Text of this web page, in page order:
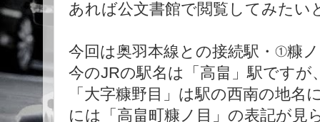
あれば公文書館で閲覧してみたい
今回は奥羽本線との接続駅・①糠
今のJRの駅名は「高畠」駅ですが
「大字糠野目」は駅の西南の地
には「高畠町糠ノ目」の表記が見